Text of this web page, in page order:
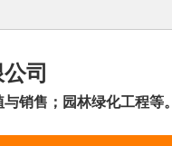
司
销售；园林绿化工程等。